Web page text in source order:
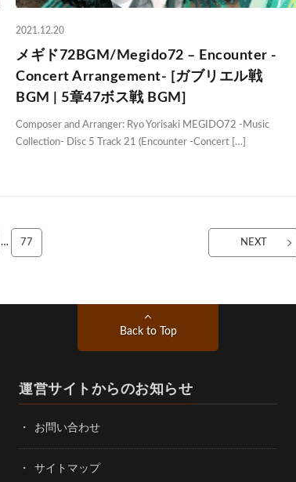
2021.12.20
メギド72BGM/Megido72 – Encounter -
Concert Arrangement- [ガブリエル戦
BGM | 5章47ボス戦 BGM]
Composer and Arranger: Ryo Yorisaki MEGIDO72 -Music
Collection- Disc 5 Track 21 (Encounter -Concert […]
… 77 NEXT
Back to Top
運営サイトからのお知らせ
お問い合わせ
サイトマップ